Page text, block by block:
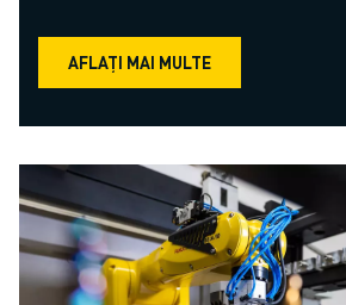
AFLAȚI MAI MULTE